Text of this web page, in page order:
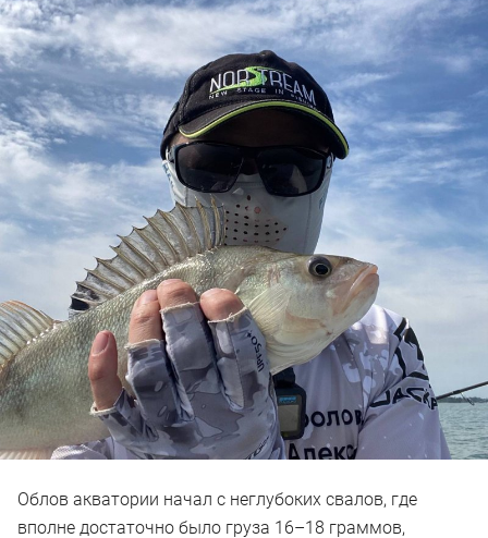
Облов акватории начал с неглубоких свалов, где
вполне достаточно было груза 16–18 граммов,